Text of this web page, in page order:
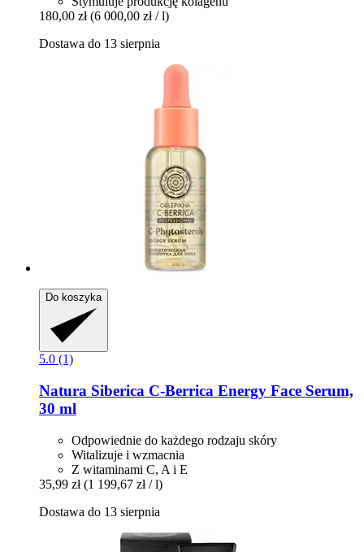
180,00 zł (6 000,00 zł / l)
Dostawa do 13 sierpnia
Do koszyka
5.0 (1)
Natura Siberica C-​Berrica Energy Face Serum,
30 ml
Odpowiednie do każdego rodzaju skóry
Witalizuje i wzmacnia
Z witaminami C, A i E
35,99 zł (1 199,67 zł / l)
Dostawa do 13 sierpnia